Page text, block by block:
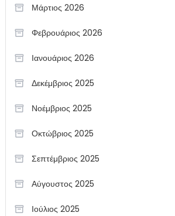
Μάρτιος 2026
Φεβρουάριος 2026
Ιανουάριος 2026
Δεκέμβριος 2025
Νοέμβριος 2025
Οκτώβριος 2025
Σεπτέμβριος 2025
Αύγουστος 2025
Ιούλιος 2025